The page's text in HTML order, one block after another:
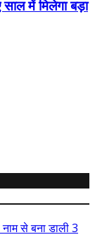
में मिलेगा बड़ा